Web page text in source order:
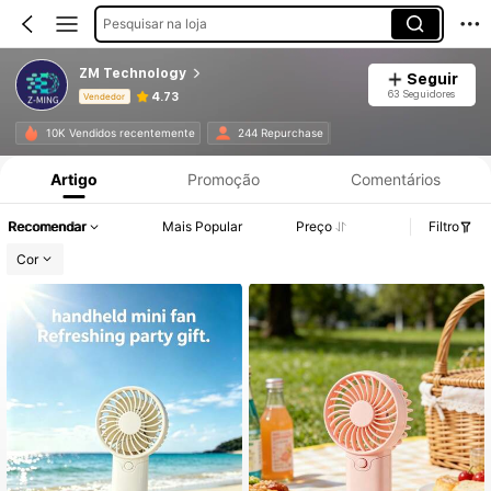
Pesquisar na loja
ZM Technology
Vendedor 4.73
Seguir
63 Seguidores
10K Vendidos recentemente 244 Repurchase
Informações do Produto: Divulgação de Preço, Vendas e Detalhes de Stock.
Artigo Promoção Comentários
Recomendar Mais Popular Preço
Filtro
Cor